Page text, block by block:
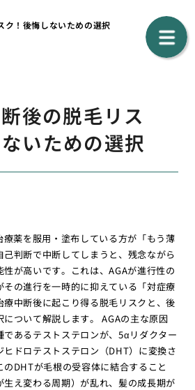
ク！後悔しないための選択
後の脱毛リス
いための選択
療薬を服用・塗布している方が「もう薄
判断で中断してしまうと、残念ながら
が高いです。これは、AGAが進行性の
の進行を一時的に抑えている「対症療
中断後に起こり得る脱毛リスクと、後
ついて解説します。 AGAの主な原因
であるテストステロンが、5αリダクター
ドロテストステロン（DHT）に変換さ
DHTが毛根の受容体に結合すること
え変わる周期）が乱れ、髪の成長期が